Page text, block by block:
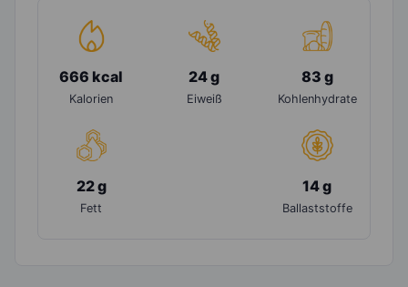
666 kcal
Kalorien
24 g
Eiweiß
83 g
Kohlenhydrate
22 g
Fett
14 g
Ballaststoffe